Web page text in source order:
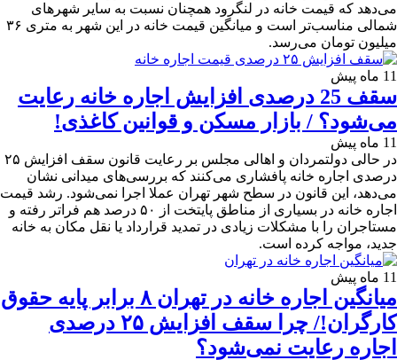
می‌دهد که قیمت خانه در لنگرود همچنان نسبت به سایر شهرهای
شمالی مناسب‌تر است و میانگین قیمت خانه در این شهر به متری ۳۶
میلیون تومان می‌رسد.
11 ماه پیش
سقف 25 درصدی افزایش اجاره خانه رعایت
می‌شود؟ / بازار مسکن و قوانین کاغذی!
11 ماه پیش
در حالی دولتمردان و اهالی مجلس بر رعایت قانون سقف افزایش ۲۵
درصدی اجاره خانه پافشاری می‌کنند که بررسی‌های میدانی نشان
می‌دهد، این قانون در سطح شهر تهران عملا اجرا نمی‌شود. رشد قیمت
اجاره خانه در بسیاری از مناطق پایتخت از ۵۰ درصد هم فراتر رفته و
مستاجران را با مشکلات زیادی در تمدید قرارداد یا نقل مکان به خانه
جدید، مواجه کرده است.
11 ماه پیش
میانگین اجاره خانه در تهران ۸ برابر پایه حقوق
کارگران!/ چرا سقف افزایش ۲۵ درصدی
اجاره رعایت نمی‌شود؟